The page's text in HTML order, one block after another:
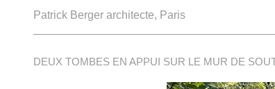
Patrick Berger architecte, Paris
DEUX TOMBES EN APPUI SUR LE MUR DE